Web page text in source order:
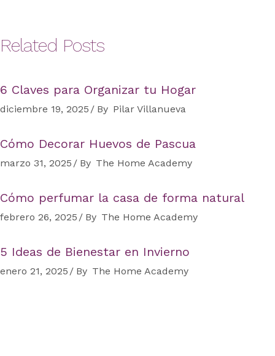
Related Posts
6 Claves para Organizar tu Hogar
diciembre 19, 2025 By Pilar Villanueva
Cómo Decorar Huevos de Pascua
marzo 31, 2025 By The Home Academy
Cómo perfumar la casa de forma natural
febrero 26, 2025 By The Home Academy
5 Ideas de Bienestar en Invierno
enero 21, 2025 By The Home Academy